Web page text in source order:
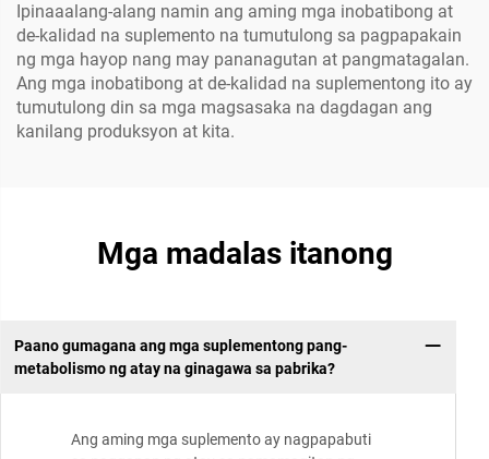
Ipinaaalang-alang namin ang aming mga inobatibong at
de-kalidad na suplemento na tumutulong sa pagpapakain
ng mga hayop nang may pananagutan at pangmatagalan.
Ang mga inobatibong at de-kalidad na suplementong ito ay
tumutulong din sa mga magsasaka na dagdagan ang
kanilang produksyon at kita.
Mga madalas itanong
Paano gumagana ang mga suplementong pang-
metabolismo ng atay na ginagawa sa pabrika?
Ang aming mga suplemento ay nagpapabuti